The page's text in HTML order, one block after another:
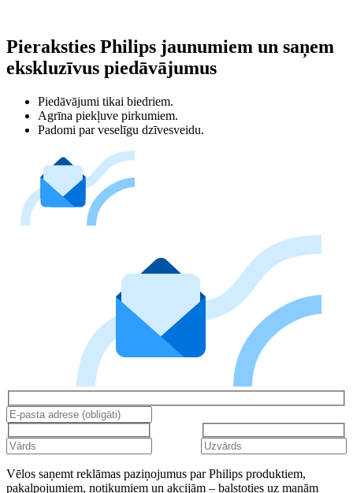
Pieraksties Philips jaunumiem un saņem
ekskluzīvus piedāvājumus
Piedāvājumi tikai biedriem.
Agrīna piekļuve pirkumiem.
Padomi par veselīgu dzīvesveidu.
Vēlos saņemt reklāmas paziņojumus par Philips produktiem,
pakalpojumiem, notikumiem un akcijām – balstoties uz manām